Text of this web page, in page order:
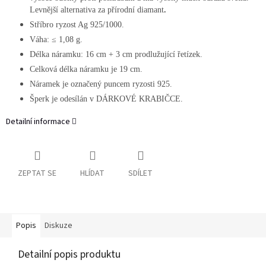
Levnější alternativa za přírodní diamant.
Stříbro ryzost Ag 925/1000.
Váha: ≤ 1,08 g.
Délka náramku: 16 cm + 3 cm prodlužující řetízek.
Celková délka náramku je 19 cm.
Náramek je označený puncem ryzosti 925.
Šperk je odesílán v DÁRKOVÉ KRABIČCE.
Detailní informace
ZEPTAT SE HLÍDAT SDÍLET
Popis Diskuze
Detailní popis produktu